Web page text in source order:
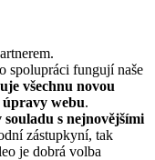
spolupráci fungují naše
všechnu novou
webu.
souladu s nejnovějšími
zástupkyní, tak
je dobrá volba